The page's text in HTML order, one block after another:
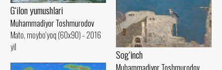
G‘ilon yumushlari
Muhammadiyor Toshmurodov
Mato, moybo‘yoq (60x90) - 2016
yil
Sog‘inch
Muhammadiyor Toshmurodov